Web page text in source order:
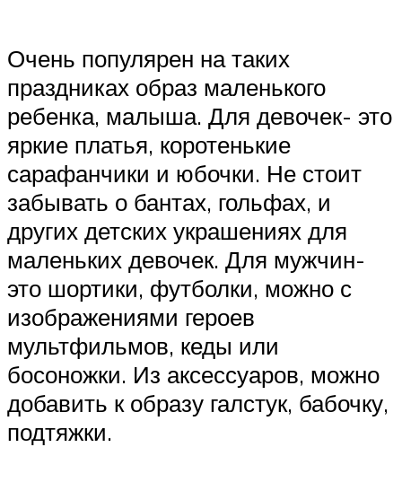
Очень популярен на таких
праздниках образ маленького
ребенка, малыша. Для девочек- это
яркие платья, коротенькие
сарафанчики и юбочки. Не стоит
забывать о бантах, гольфах, и
других детских украшениях для
маленьких девочек. Для мужчин-
это шортики, футболки, можно с
изображениями героев
мультфильмов, кеды или
босоножки. Из аксессуаров, можно
добавить к образу галстук, бабочку,
подтяжки.